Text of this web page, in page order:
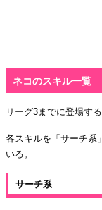
ネコのスキル一覧
リーグ3までに登場す
各スキルを「サーチ系
いる。
サーチ系